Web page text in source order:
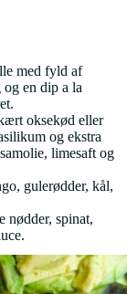
med fyld af
en dip a la
oksekød eller
og ekstra
limesaft og
gulerødder, kål,
nødder, spinat,